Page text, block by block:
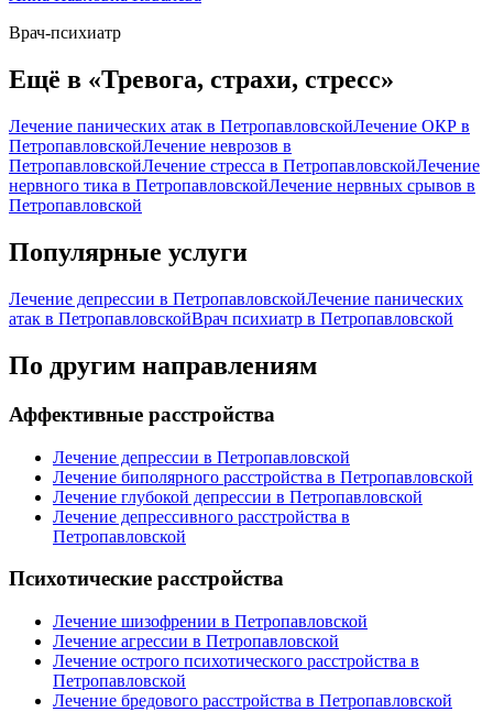
Врач-психиатр
Ещё в «Тревога, страхи, стресс»
Лечение панических атак в ПетропавловскойЛечение ОКР в
ПетропавловскойЛечение неврозов в
ПетропавловскойЛечение стресса в ПетропавловскойЛечение
нервного тика в ПетропавловскойЛечение нервных срывов в
Петропавловской
Популярные услуги
Лечение депрессии в ПетропавловскойЛечение панических
атак в ПетропавловскойВрач психиатр в Петропавловской
По другим направлениям
Аффективные расстройства
Лечение депрессии в Петропавловской
Лечение биполярного расстройства в Петропавловской
Лечение глубокой депрессии в Петропавловской
Лечение депрессивного расстройства в
Петропавловской
Психотические расстройства
Лечение шизофрении в Петропавловской
Лечение агрессии в Петропавловской
Лечение острого психотического расстройства в
Петропавловской
Лечение бредового расстройства в Петропавловской